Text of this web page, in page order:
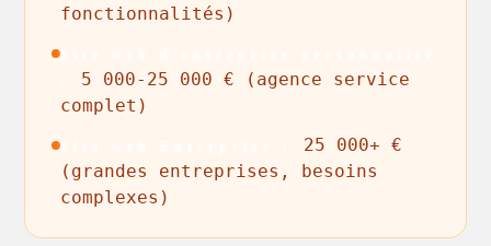
fonctionnalités)
5 000-25 000 € (agence service
complet)
25 000+ €
(grandes entreprises, besoins
complexes)